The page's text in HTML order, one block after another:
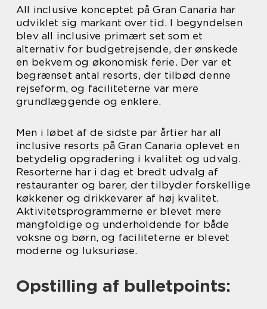
All inclusive konceptet på Gran Canaria har
udviklet sig markant over tid. I begyndelsen
blev all inclusive primært set som et
alternativ for budgetrejsende, der ønskede
en bekvem og økonomisk ferie. Der var et
begrænset antal resorts, der tilbød denne
rejseform, og faciliteterne var mere
grundlæggende og enklere.
Men i løbet af de sidste par årtier har all
inclusive resorts på Gran Canaria oplevet en
betydelig opgradering i kvalitet og udvalg.
Resorterne har i dag et bredt udvalg af
restauranter og barer, der tilbyder forskellige
køkkener og drikkevarer af høj kvalitet.
Aktivitetsprogrammerne er blevet mere
mangfoldige og underholdende for både
voksne og børn, og faciliteterne er blevet
moderne og luksuriøse.
Opstilling af bulletpoints: